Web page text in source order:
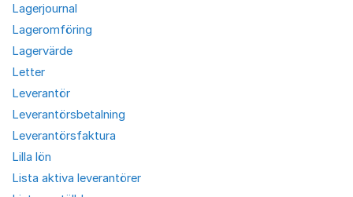
Lagerjournal
Lageromföring
Lagervärde
Letter
Leverantör
Leverantörsbetalning
Leverantörsfaktura
Lilla lön
Lista aktiva leverantörer